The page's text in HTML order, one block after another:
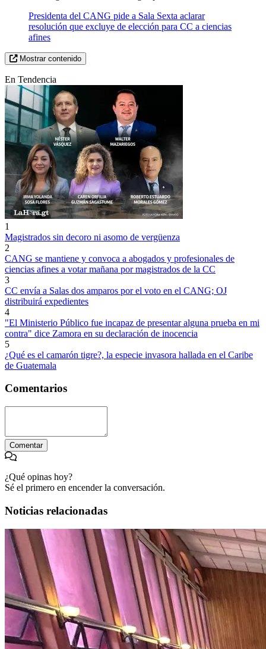
Presidenta del CANG pide a Sala Sexta aclarar
resolución que excluye de elección para CC a ciencias
afines
Mostrar contenido
En Tendencia
1
Magistrados sin decoro ni asomo de vergüenza
2
CANG se mantiene y convoca a abogados y profesionales de
ciencias afines a votar mañana por magistrados de la CC
3
CC envía a Salas dos amparos por el voto en el CANG; OJ
distribuirá expedientes
4
"El Ministerio Público fue incapaz de presentar alguna prueba en mi
contra" dice Zamora en su declaración de inocencia
5
¿Qué es el camarón tigre?, la especie invasora hallada en el Caribe
de Guatemala
Comentarios
Comentar
¿Qué opinas hoy?
Sé el primero en encender la conversación.
Noticias relacionadas